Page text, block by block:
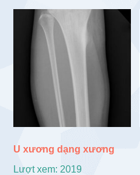
U xương dạng xương
Lượt xem: 2019